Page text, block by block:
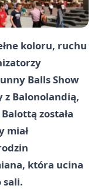
koloru, ruchu
Balls Show
z Balonolandią,
została
miał
która ucina
sali.